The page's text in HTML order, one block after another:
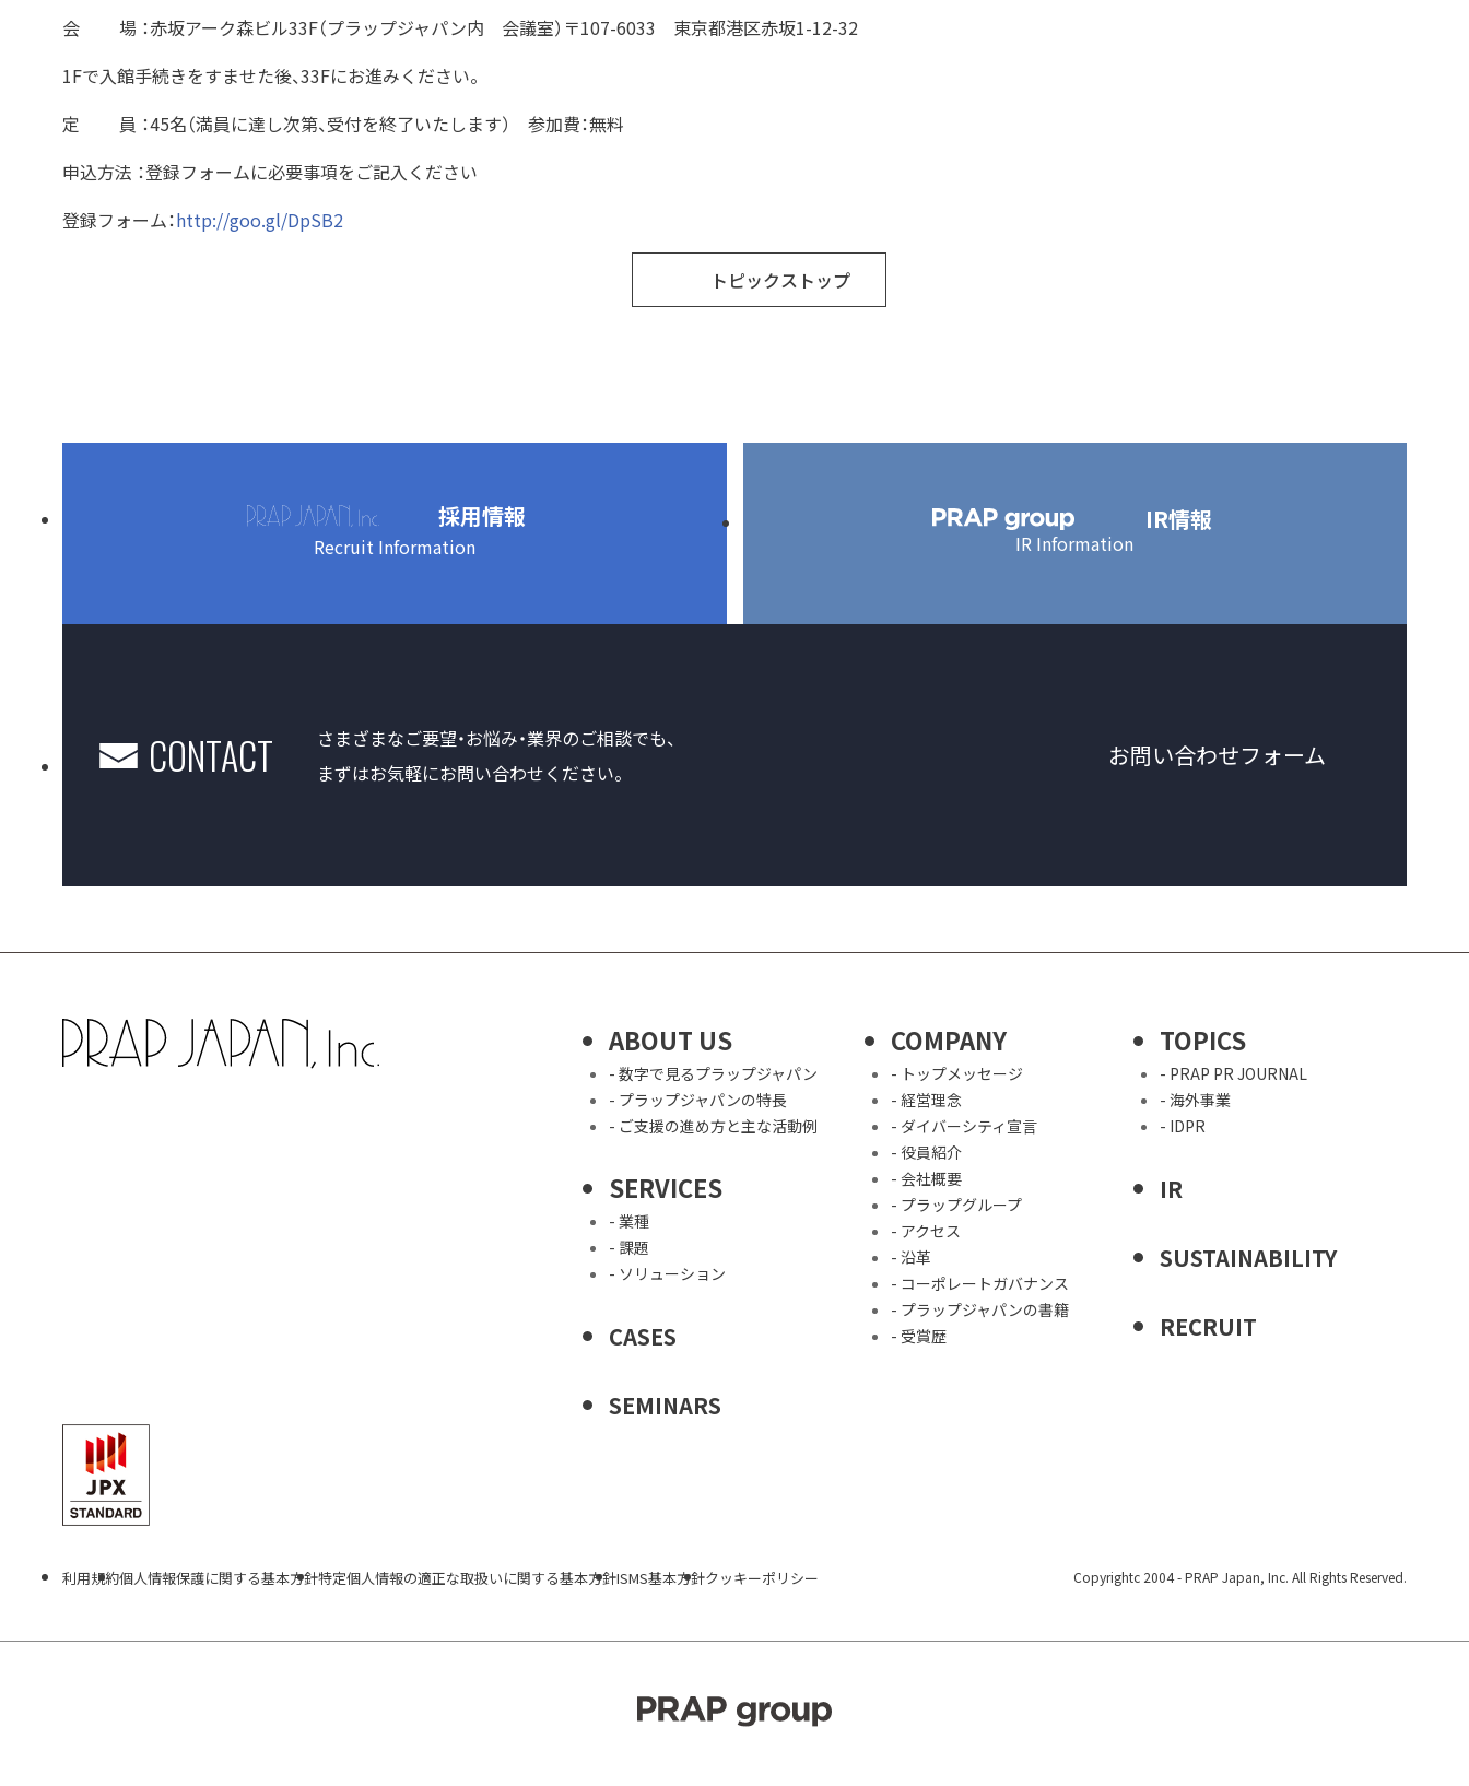
会 場 ：赤坂アーク森ビル33F（プラップジャパン内 会議室）〒107-6033 東京都港区赤坂1-12-32
1Fで入館手続きをすませた後、33Fにお進みください。
定 員 ：45名（満員に達し次第、受付を終了いたします） 参加費：無料
申込方法 ：登録フォームに必要事項をご記入ください
登録フォーム：http://goo.gl/DpSB2
トピックストップ
採用情報
Recruit Information
IR情報
IR Information
CONTACT
さまざまなご要望・お悩み・業界のご相談でも、
まずはお気軽にお問い合わせください。
お問い合わせフォーム
ABOUT US
- 数字で見るプラップジャパン
- プラップジャパンの特長
- ご支援の進め方と主な活動例
SERVICES
- 業種
- 課題
- ソリューション
CASES
SEMINARS
COMPANY
- トップメッセージ
- 経営理念
- ダイバーシティ宣言
- 役員紹介
- 会社概要
- プラップグループ
- アクセス
- 沿革
- コーポレートガバナンス
- プラップジャパンの書籍
- 受賞歴
TOPICS
- PRAP PR JOURNAL
- 海外事業
- IDPR
IR
SUSTAINABILITY
RECRUIT
利用規約個人情報保護に関する基本方針特定個人情報の適正な取扱いに関する基本方針ISMS基本方針クッキーポリシー Copyrightc 2004 -PRAP Japan, Inc. All Rights Reserved.